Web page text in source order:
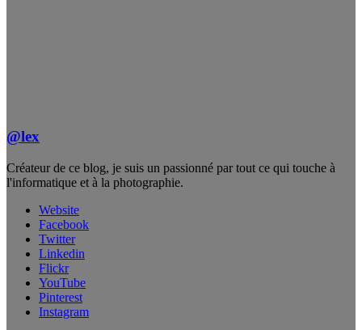
@lex
Créateur de ce blog, je suis un passionné par tout ce qui touche à
l'informatique et à la photographie.
Website
Facebook
Twitter
Linkedin
Flickr
YouTube
Pinterest
Instagram